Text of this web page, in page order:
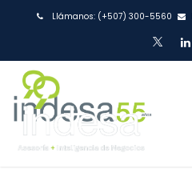
Llámanos: (+507) 300-5560